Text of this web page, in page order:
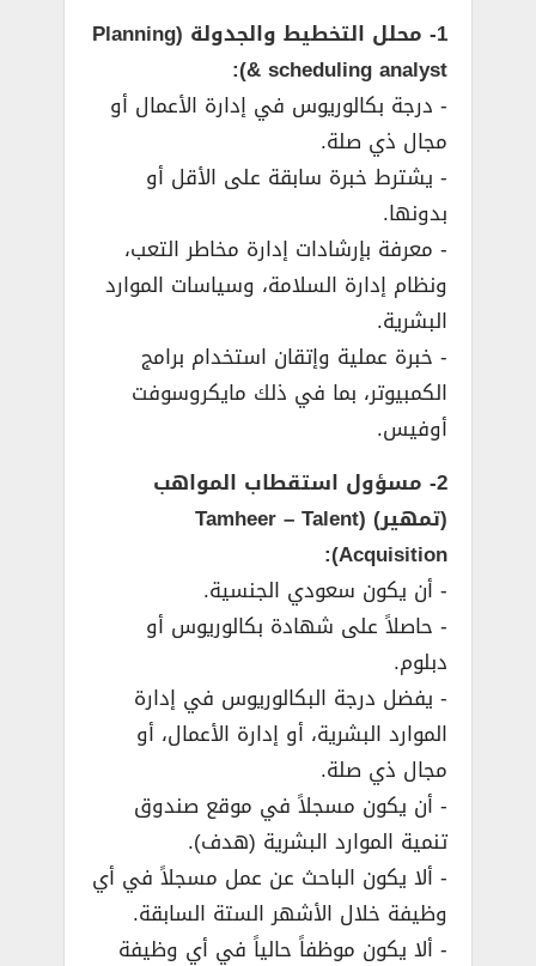
1- محلل التخطيط والجدولة (Planning
& scheduling analyst):
­- درجة بكالوريوس في إدارة الأعمال أو
مجال ذي صلة.
­- يشترط خبرة سابقة على الأقل أو
بدونها.
­- معرفة بإرشادات إدارة مخاطر التعب،
ونظام إدارة السلامة، وسياسات الموارد
البشرية.
­- خبرة عملية وإتقان استخدام برامج
الكمبيوتر، بما في ذلك مايكروسوفت
أوفيس.
2- مسؤول استقطاب المواهب
(تمهير) (Tamheer – Talent
Acquisition):
­- أن يكون سعودي الجنسية.
­- حاصلاً على شهادة بكالوريوس أو
دبلوم.
­- يفضل درجة البكالوريوس في إدارة
الموارد البشرية، أو إدارة الأعمال، أو
مجال ذي صلة.
­- أن يكون مسجلاً في موقع صندوق
تنمية الموارد البشرية (هدف).
­- ألا يكون الباحث عن عمل مسجلاً في أي
وظيفة خلال الأشهر الستة السابقة.
­- ألا يكون موظفاً حالياً في أي وظيفة